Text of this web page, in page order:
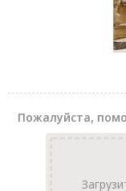
Пожалуйста,